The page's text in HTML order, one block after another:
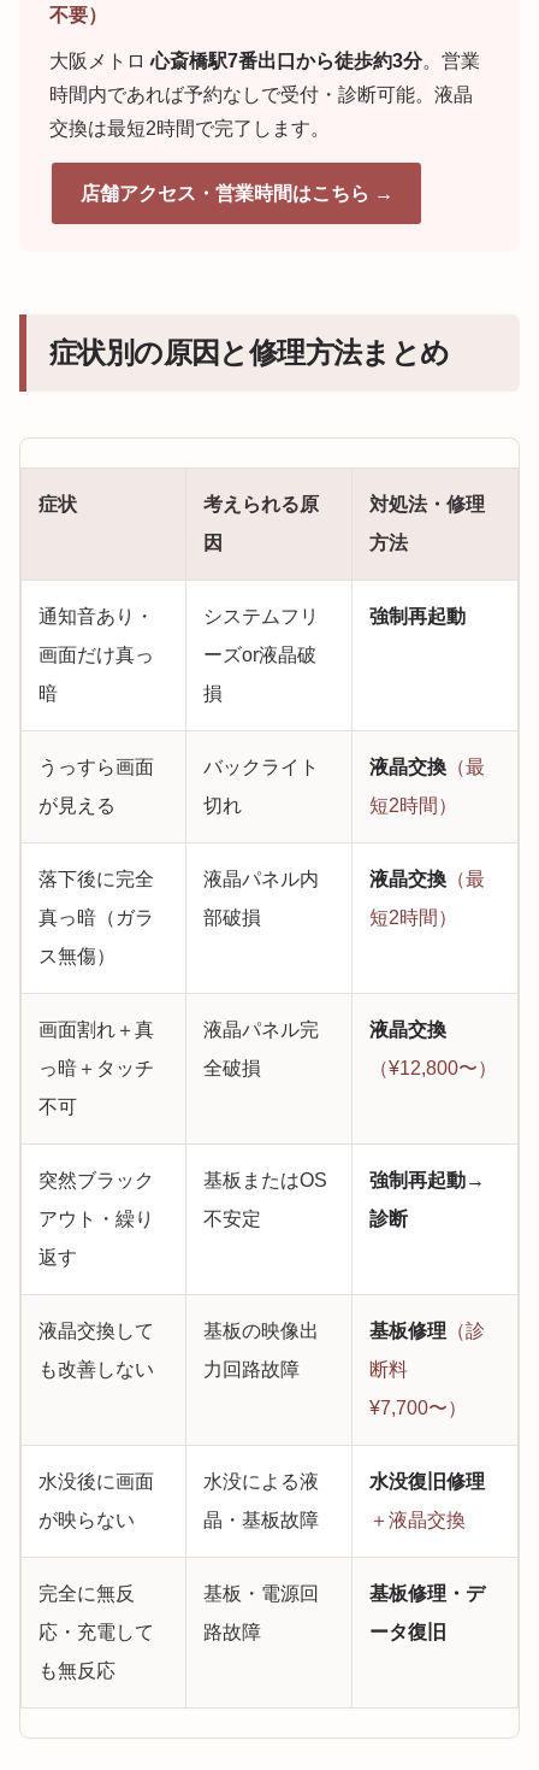
不要）
大阪メトロ心斎橋駅7番出口から徒歩約3分。営業
時間内であれば予約なしで受付・診断可能。液晶
交換は最短2時間で完了します。
店舗アクセス・営業時間はこちら →
症状別の原因と修理方法まとめ
症状
考えられる原
因
対処法・修理
方法
通知音あり・
画面だけ真っ
暗
システムフリ
ーズor液晶破
損
強制再起動
うっすら画面
が見える
バックライト
切れ
液晶交換 （最
短2時間）
落下後に完全
真っ暗（ガラ
ス無傷）
液晶パネル内
部破損
液晶交換 （最
短2時間）
画面割れ＋真
っ暗＋タッチ
不可
液晶パネル完
全破損
液晶交換
（¥12,800〜）
突然ブラック
アウト・繰り
返す
基板またはOS
不安定
強制再起動→
診断
液晶交換して
も改善しない
基板の映像出
力回路故障
基板修理 （診
断料
¥7,700〜）
水没後に画面
が映らない
水没による液
晶・基板故障
水没復旧修理
＋液晶交換
完全に無反
応・充電して
も無反応
基板・電源回
路故障
基板修理・デ
ータ復旧